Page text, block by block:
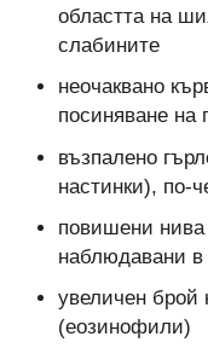
областта на
слабините
неочаквано
посиняване на
възпалено
настинки), по-
повишени
наблюдавани в
увеличен брой
(еозинофили)